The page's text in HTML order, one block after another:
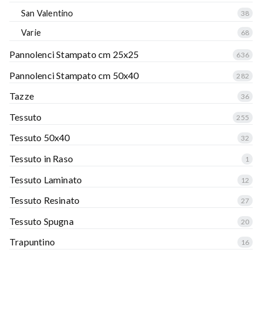
San Valentino 38
Varie 68
Pannolenci Stampato cm 25x25 636
Pannolenci Stampato cm 50x40 282
Tazze 36
Tessuto 255
Tessuto 50x40 32
Tessuto in Raso 1
Tessuto Laminato 12
Tessuto Resinato 27
Tessuto Spugna 20
Trapuntino 16